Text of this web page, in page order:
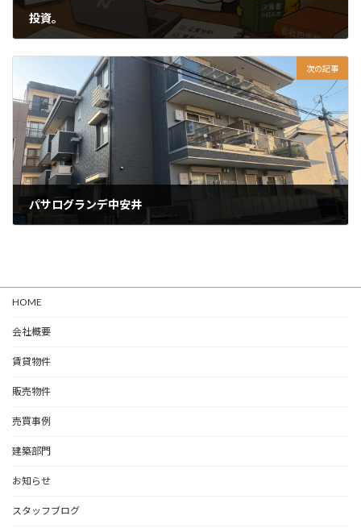
投資。
2026-06-22
次の記事
パサログランデ中安井
2026-06-26
HOME
会社概要
賃貸物件
販売物件
売買事例
建築部門
お知らせ
スタッフブログ